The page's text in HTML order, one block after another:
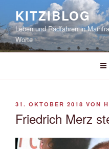
springen
KITZIBLOG
Leben und Radfahren in
Worte
VERÖFFENTLICHT
31. OKTOBER 2018 VON
Friedrich Merz